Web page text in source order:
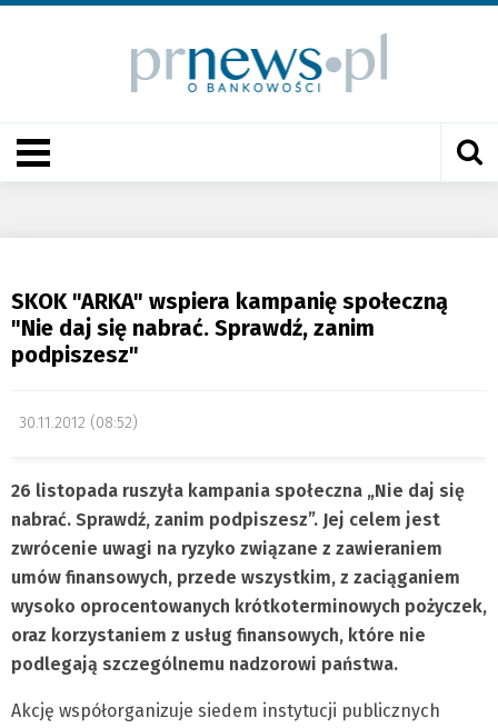
SKOK "ARKA" wspiera kampanię społeczną
"Nie daj się nabrać. Sprawdź, zanim
podpiszesz"
30.11.2012 (08:52)
26 listopada ruszyła kampania społeczna „Nie daj się
nabrać. Sprawdź, zanim podpiszesz”. Jej celem jest
zwrócenie uwagi na ryzyko związane z zawieraniem
umów finansowych, przede wszystkim, z zaciąganiem
wysoko oprocentowanych krótkoterminowych pożyczek,
oraz korzystaniem z usług finansowych, które nie
podlegają szczególnemu nadzorowi państwa.
Akcję współorganizuje siedem instytucji publicznych